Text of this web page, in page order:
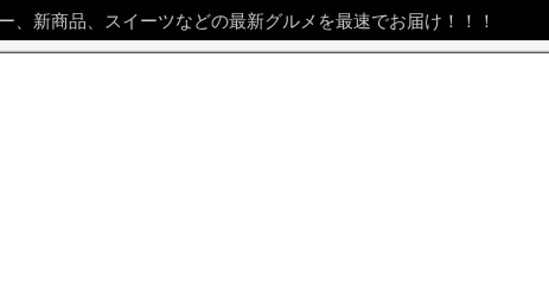
、新商品、スイーツなどの最新グルメを最速でお届け！！！